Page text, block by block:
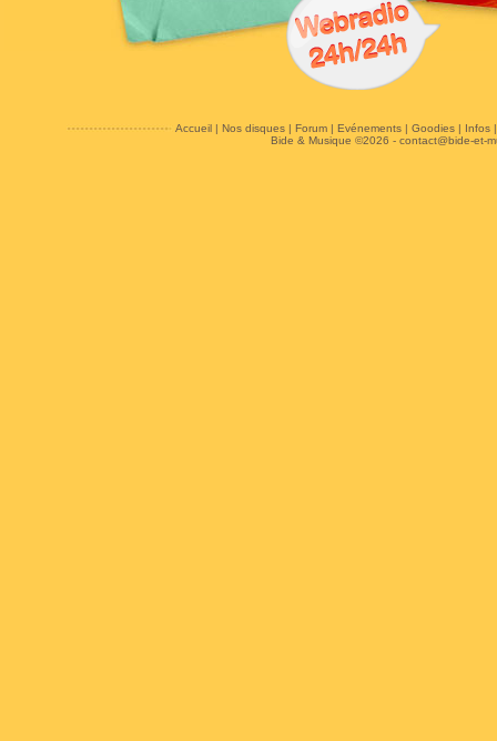
Accueil| Nos disques| Forum| Evénements| Goodies| Infos
Bide & Musique ©2026 - contact@bide-et-